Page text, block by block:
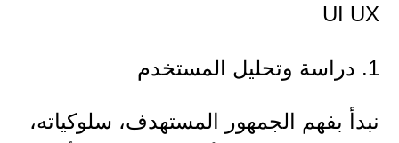
UI UX
1. دراسة وتحليل المستخدم
نبدأ بفهم الجمهور المستهدف، سلوكياته،